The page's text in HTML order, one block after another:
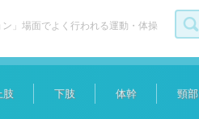
」場面でよく行われる運動・体操
検索:
肢 下肢 体幹 頸部